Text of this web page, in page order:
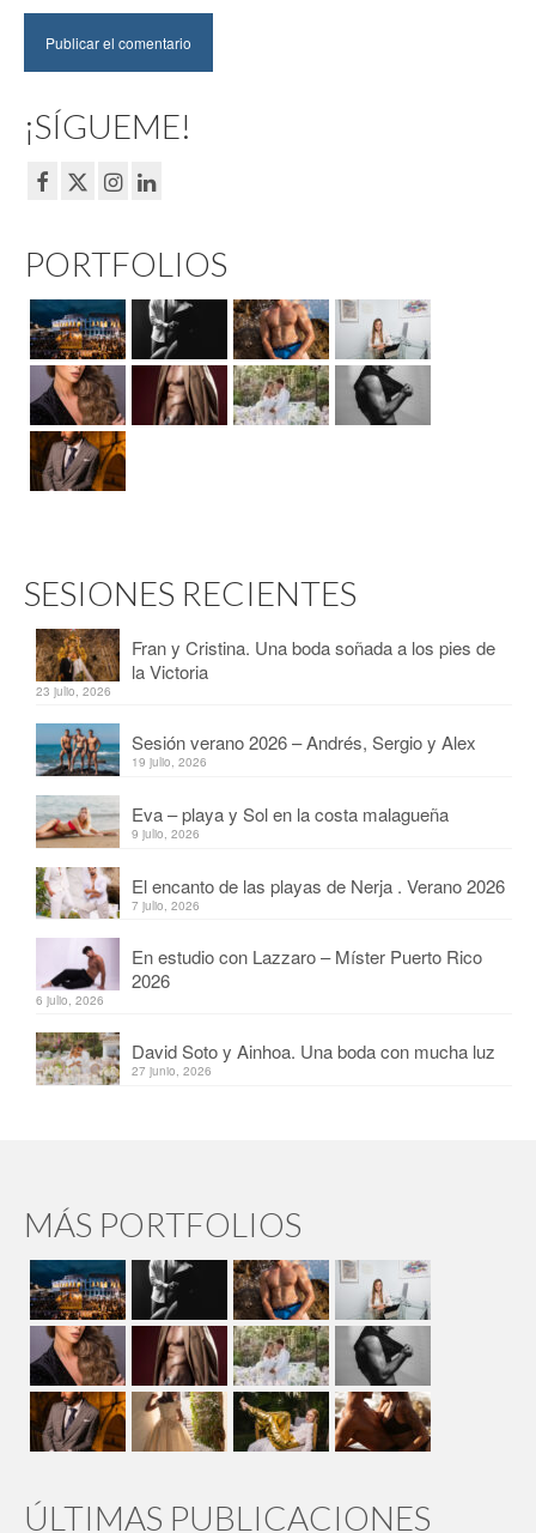
¡SÍGUEME!
PORTFOLIOS
SESIONES RECIENTES
Fran y Cristina. Una boda soñada a los pies de
la Victoria
23 julio, 2026
Sesión verano 2026 – Andrés, Sergio y Alex
19 julio, 2026
Eva – playa y Sol en la costa malagueña
9 julio, 2026
El encanto de las playas de Nerja . Verano 2026
7 julio, 2026
En estudio con Lazzaro – Míster Puerto Rico
2026
6 julio, 2026
David Soto y Ainhoa. Una boda con mucha luz
27 junio, 2026
MÁS PORTFOLIOS
ÚLTIMAS PUBLICACIONES